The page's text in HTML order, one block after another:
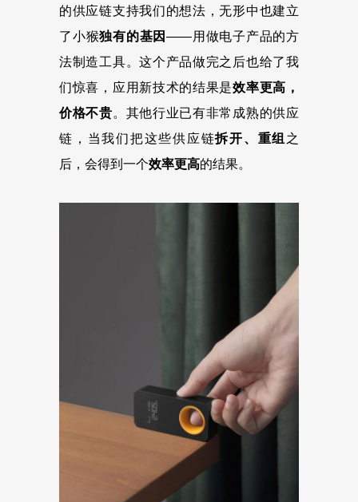
的供应链支持我们的想法，无形中也建立
了小猴独有的基因 ——用做电子产品的方
法制造工具。这个产品做完之后也给了我
们惊喜，应用新技术的结果是效率更高，
价格不贵。其他行业已有非常成熟的供应
链，当我们把这些供应链拆开、重组之
后，会得到一个效率更高的结果。